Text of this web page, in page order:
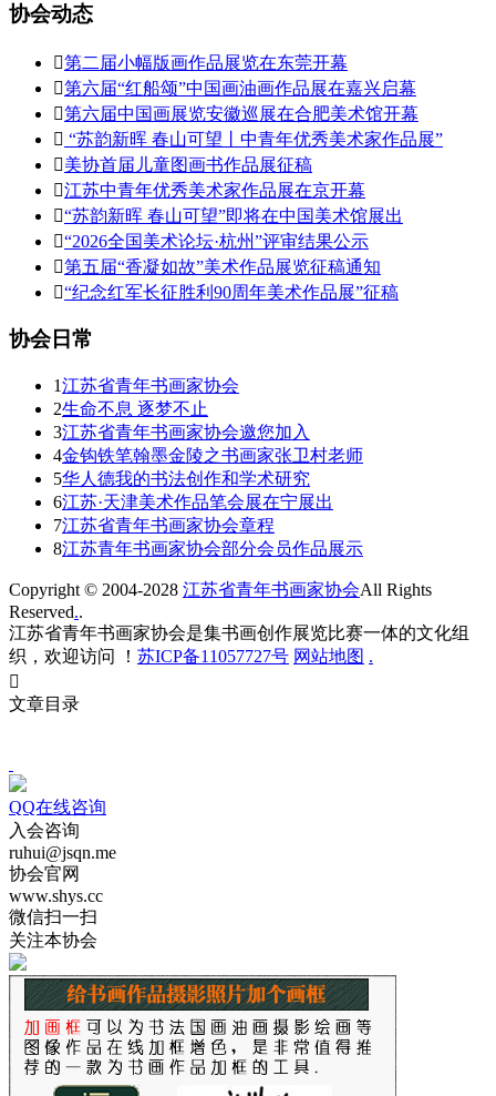
协会动态
第二届小幅版画作品展览在东莞开幕
第六届“红船颂”中国画油画作品展在嘉兴启幕
第六届中国画展览安徽巡展在合肥美术馆开幕
 “苏韵新晖 春山可望丨中青年优秀美术家作品展”
美协首届儿童图画书作品展征稿
江苏中青年优秀美术家作品展在京开幕
“苏韵新晖 春山可望”即将在中国美术馆展出
“2026全国美术论坛·杭州”评审结果公示
第五届“香凝如故”美术作品展览征稿通知
“纪念红军长征胜利90周年美术作品展”征稿
协会日常
1江苏省青年书画家协会
2生命不息 逐梦不止
3江苏省青年书画家协会邀您加入
4金钩铁笔翰墨金陵之书画家张卫村老师
5华人德我的书法创作和学术研究
6江苏·天津美术作品笔会展在宁展出
7江苏省青年书画家协会章程
8江苏青年书画家协会部分会员作品展示
Copyright © 2004-2028 江苏省青年书画家协会All Rights
Reserved..
江苏省青年书画家协会是集书画创作展览比赛一体的文化组
织，欢迎访问 ！ 苏ICP备11057727号 网站地图 .

文章目录
QQ在线咨询
入会咨询
ruhui@jsqn.me
协会官网
www.shys.cc
微信扫一扫
关注本协会